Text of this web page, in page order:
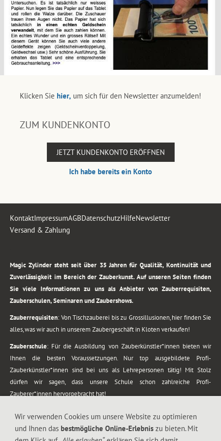
Klicken Sie hier, um sich für den Newsletter anzumelden!
ZUM KUNDENKONTO
JETZT KUNDENKONTO ERÖFFNEN
Ich habe bereits ein Konto
KontaktImpressumAGBDatenschutzHilfeNewsletter
Versand & Zahlung
Magic Zylinder steht seit über 35 Jahren für Qualität, Kontinuität und
Zuverlässigkeit im Bereich der Zauberkunst. Auf unseren Seiten finden
Sie viele Informationen zu uns als Anbieter von Zauberrequisiten,
Zauberschulen, Seminaren und Zaubershows.
Zauberrequisiten: Von Tischzauberei bis zu Grossillusionen, hier finden Sie
alles, was wir auch in unserem Zaubergeschäft in Kloten verkaufen!
Zauberschule: Für die Ausbildung von Zauberkünstler*innen bieten wir
Ihnen die besten Voraussetzungen. Nur top ausgebildete Profi-
Zauberkünstler*innen sind bei uns als Lehrepersonen tätig! Mit Stolz
dürfen wir sagen, dass unsere Schule schon zahlreiche Profi-
Zauberer*innen hervorgebracht hat!
vom Kinderprogramm bis zur Tischzauberei. Lassen Sie sich faszinieren von
meiner Zauber-Sprech-Show, angerührt mit sprachlichen Sequenzen,
Wir verwenden Cookies um unsere Website zu optimieren
und Ihnen das bestmögliche Online-Erlebnis zu bieten. Mit